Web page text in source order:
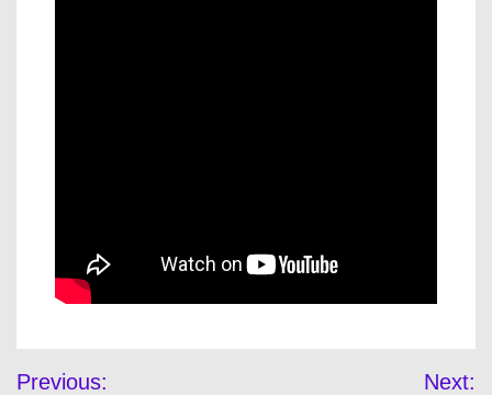
Previous: Next: